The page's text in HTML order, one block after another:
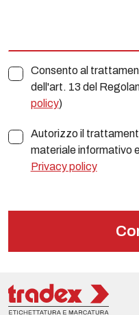
Consento al
dell'art. 13 del
policy)
Autorizzo il
materiale informativo
Privacy policy